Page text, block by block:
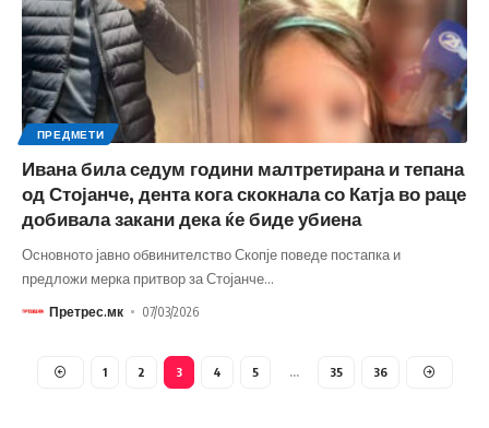
ПРЕДМЕТИ
Ивана била седум години малтретирана и тепана
од Стојанче, дента кога скокнала со Катја во раце
добивала закани дека ќе биде убиена
Основното јавно обвинителство Скопје поведе постапка и
предложи мерка притвор за Стојанче…
Претрес.мк 07/03/2026
1 2 3 4 5 … 35 36